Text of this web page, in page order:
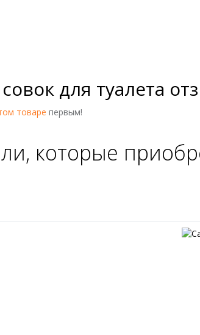
совок для туалета
товаре первым!
которые